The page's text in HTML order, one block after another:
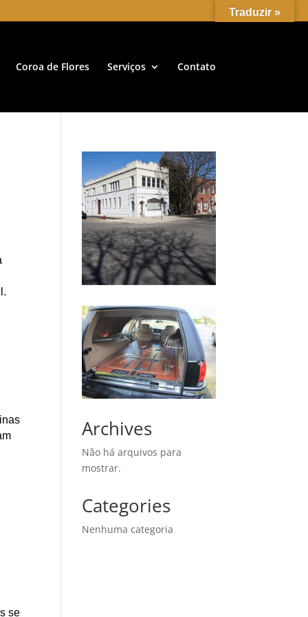
Coroa de Flores Serviços Contato
se
Archives
Não há arquivos para
mostrar.
Categories
Nenhuma categoria
Traduzir »